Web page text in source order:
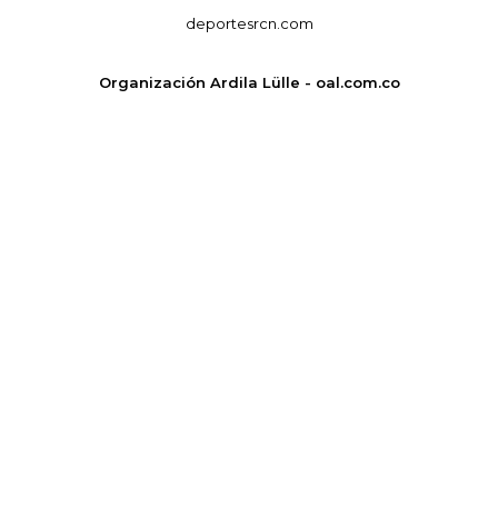
deportesrcn.com
Organización Ardila Lülle - oal.com.co